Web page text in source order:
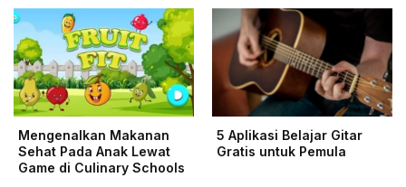
Mengenalkan Makanan
Sehat Pada Anak Lewat
Game di Culinary Schools
5 Aplikasi Belajar Gitar
Gratis untuk Pemula